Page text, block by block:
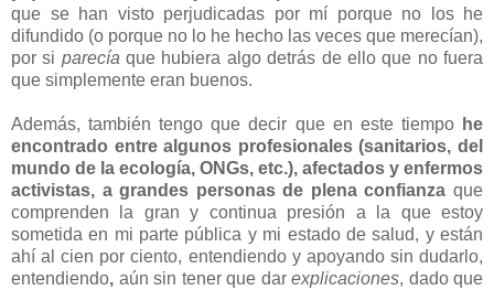
que se han visto perjudicadas por mí porque no los he
difundido (o porque no lo he hecho las veces que merecían),
por si parecía que hubiera algo detrás de ello que no fuera
que simplemente eran buenos.
Además, también tengo que decir que en este tiempo he
encontrado entre algunos profesionales (sanitarios, del
mundo de la ecología, ONGs, etc.), afectados y enfermos
activistas, a grandes personas de plena confianza que
comprenden la gran y continua presión a la que estoy
sometida en mi parte pública y mi estado de salud, y están
ahí al cien por ciento, entendiendo y apoyando sin dudarlo,
entendiendo, aún sin tener que dar explicaciones, dado que